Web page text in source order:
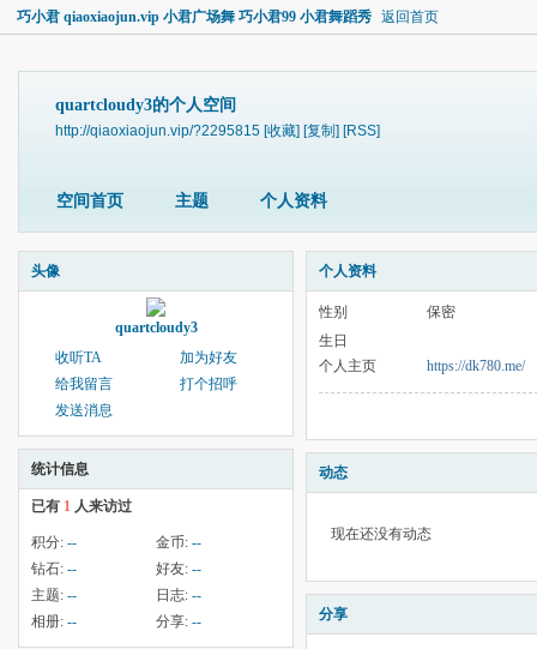
巧小君 qiaoxiaojun.vip 小君广场舞 巧小君99 小君舞蹈秀 返回首页
quartcloudy3的个人空间
http://qiaoxiaojun.vip/?2295815 [收藏] [复制] [RSS]
空间首页 主题 个人资料
头像
quartcloudy3
收听TA
加为好友
给我留言
打个招呼
发送消息
统计信息
已有 1 人来访过
积分: -- 金币: --
钻石: -- 好友: --
主题: -- 日志: --
相册: -- 分享: --
个人资料
性别
保密
生日
个人主页
https://dk780.me/
动态
现在还没有动态
分享